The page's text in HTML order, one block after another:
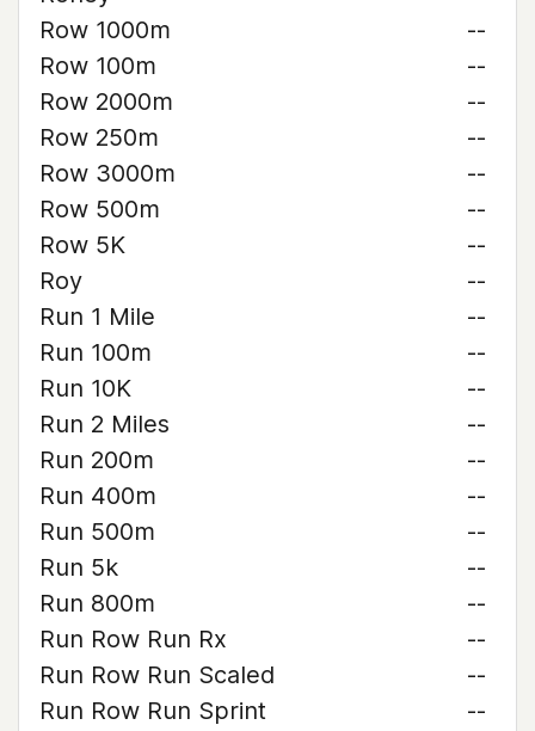
Row 1000m
--
Row 100m
--
Row 2000m
--
Row 250m
--
Row 3000m
--
Row 500m
--
Row 5K
--
Roy
--
Run 1 Mile
--
Run 100m
--
Run 10K
--
Run 2 Miles
--
Run 200m
--
Run 400m
--
Run 500m
--
Run 5k
--
Run 800m
--
Run Row Run Rx
--
Run Row Run Scaled
--
Run Row Run Sprint
--